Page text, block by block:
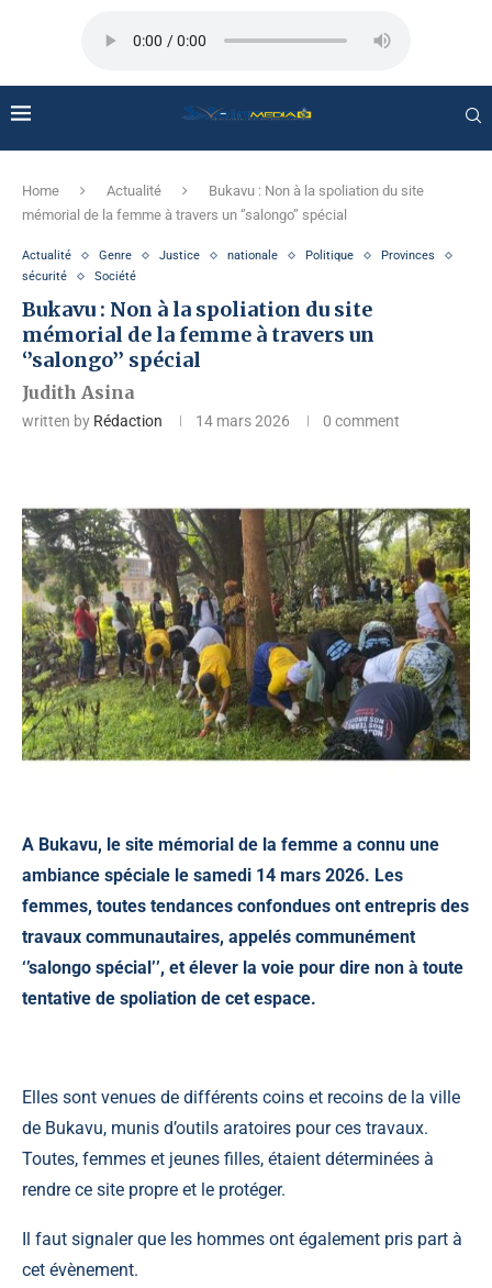
Home Actualité
Bukavu : Non à la spoliation du site
mémorial de la femme à travers un ‘’salongo’’ spécial
Actualité Genre Justice nationale Politique
Provinces
sécurité
Société
Bukavu : Non à la spoliation du site
mémorial de la femme à travers un
‘’salongo’’ spécial
Judith Asina
written by Rédaction 14 mars 2026 0 comment
A Bukavu, le site mémorial de la femme a connu une
ambiance spéciale le samedi 14 mars 2026. Les
femmes, toutes tendances confondues ont entrepris des
travaux communautaires, appelés communément
‘’salongo spécial’’, et élever la voie pour dire non à toute
tentative de spoliation de cet espace.
Elles sont venues de différents coins et recoins de la ville
de Bukavu, munis d’outils aratoires pour ces travaux.
Toutes, femmes et jeunes filles, étaient déterminées à
rendre ce site propre et le protéger.
Il faut signaler que les hommes ont également pris part à
cet évènement.